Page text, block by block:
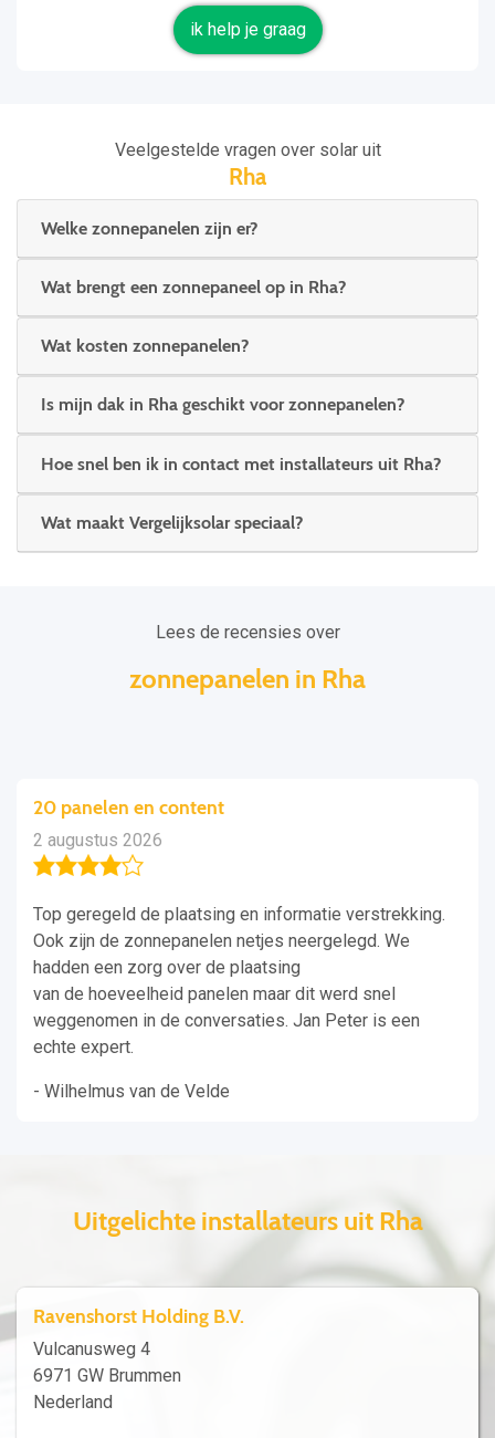
ik help je graag
Veelgestelde vragen over solar uit
Rha
Welke zonnepanelen zijn er?
Wat brengt een zonnepaneel op in Rha?
Wat kosten zonnepanelen?
Is mijn dak in Rha geschikt voor zonnepanelen?
Hoe snel ben ik in contact met installateurs uit Rha?
Wat maakt Vergelijksolar speciaal?
Lees de recensies over
zonnepanelen in Rha
20 panelen en content
2 augustus 2026
Top geregeld de plaatsing en informatie verstrekking.
Ook zijn de zonnepanelen netjes neergelegd. We
hadden een zorg over de plaatsing
van de hoeveelheid panelen maar dit werd snel
weggenomen in de conversaties. Jan Peter is een
echte expert.
- Wilhelmus van de Velde
Uitgelichte installateurs uit Rha
Ravenshorst Holding B.V.
Vulcanusweg 4
6971 GW Brummen
Nederland